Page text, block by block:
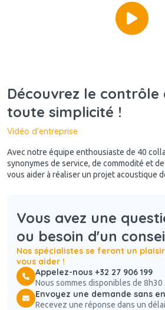
Découvrez le
toute simplicité !
Vidéo d'entreprise
Avec notre équipe enthousiaste de 40
synonymes de service, de commodité et
vous aider à réaliser un projet acoustique
Vous avez une
ou besoin d'un
Nos spécialistes se feront un
vous aider !
Appelez-nous +32 27 906 199
Nous sommes disponibles de 8h30
Envoyez une demande sans
Recevez une réponse dans un